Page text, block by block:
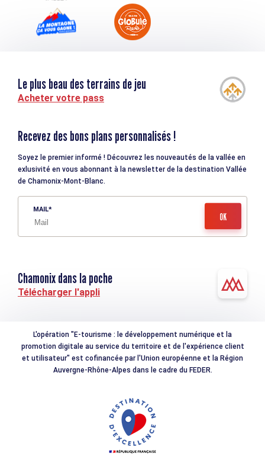
Le plus beau des terrains de jeu
Acheter votre pass
Recevez des bons plans personnalisés !
Soyez le premier informé ! Découvrez les nouveautés de la vallée en
exlusivité en vous abonnant à la newsletter de la destination Vallée
de Chamonix-Mont-Blanc.
MAIL
Chamonix dans la poche
Télécharger l'appli
L'opération "E-tourisme : le développement numérique et la
promotion digitale au service du territoire et de l'expérience client
et utilisateur" est cofinancée par l'Union européenne et la Région
Auvergne-Rhône-Alpes dans le cadre du FEDER.